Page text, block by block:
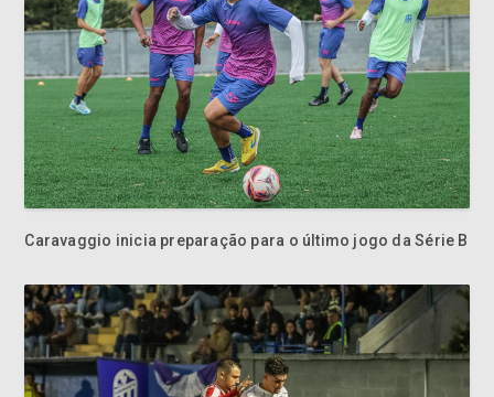
Caravaggio inicia preparação para o último jogo da Série B